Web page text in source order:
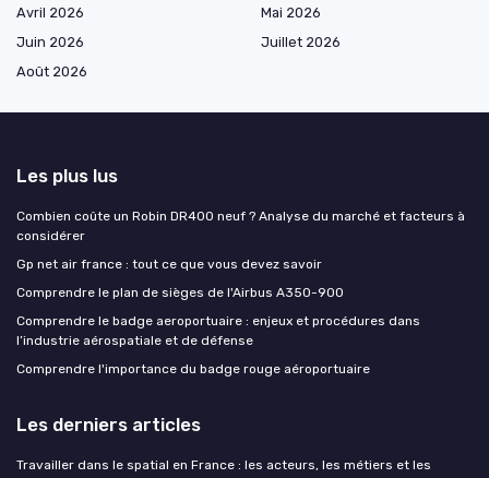
Avril 2026
Mai 2026
Juin 2026
Juillet 2026
Août 2026
Les plus lus
Combien coûte un Robin DR400 neuf ? Analyse du marché et facteurs à
considérer
Gp net air france : tout ce que vous devez savoir
Comprendre le plan de sièges de l'Airbus A350-900
Comprendre le badge aeroportuaire : enjeux et procédures dans
l’industrie aérospatiale et de défense
Comprendre l'importance du badge rouge aéroportuaire
Les derniers articles
Travailler dans le spatial en France : les acteurs, les métiers et les